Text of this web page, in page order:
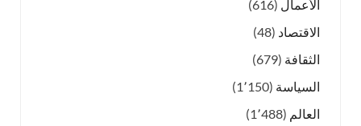
الأعمال (616)
الاقتصاد (48)
الثقافة (679)
السياسة (1٬150)
العالم (1٬488)